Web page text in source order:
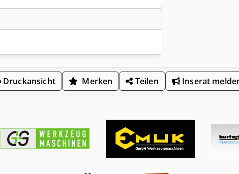
Druckansicht Merken Teilen Inserat